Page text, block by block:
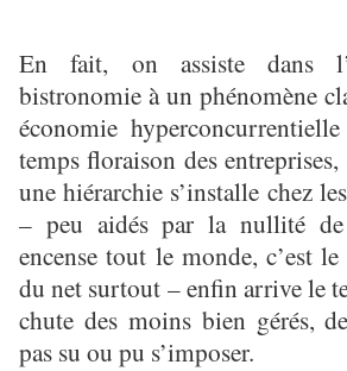
En fait, on assiste dans
bistronomie à un phénomène
économie
temps floraison des
une hiérarchie s’installe chez
– peu aidés par la nullité
encense tout le monde, c’est
du net surtout – enfin arrive le
chute des moins bien gérés,
pas su ou pu s’imposer.